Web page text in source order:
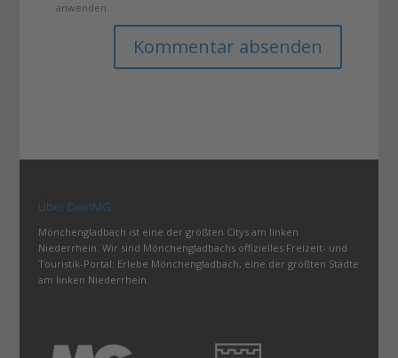
anwenden.
Über DeinMG
Mönchengladbach ist eine der größten Citys am linken
Niederrhein. Wir sind Mönchengladbachs offizielles Freizeit- und
Touristik-Portal: Erlebe Mönchengladbach, eine der größten Städte
am linken Niederrhein.